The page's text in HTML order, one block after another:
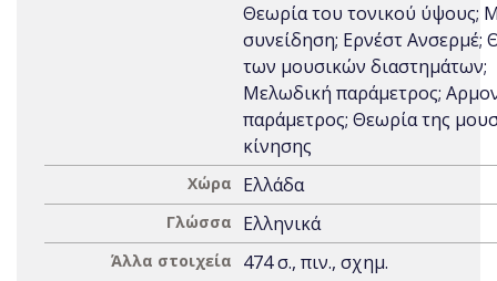
Θεωρία του τονικού ύψους;
συνείδηση; Ερνέστ Ανσερµέ;
των µουσικών διαστηµάτων;
Μελωδική παράµετρος;
παράµετρος; Θεωρία της
κίνησης
Χώρα Ελλάδα
Γλώσσα Ελληνικά
Άλλα στοιχεία 474 σ., πιν., σχημ.